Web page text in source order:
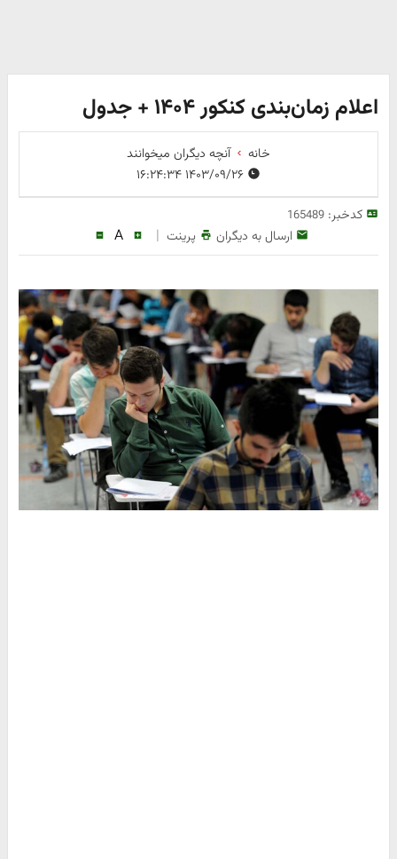
اعلام زمان‌بندی کنکور ۱۴۰۴ + جدول
خانه
آنچه دیگران میخوانند
کدخبر:165489
ارسال به دیگران پرینت |
A